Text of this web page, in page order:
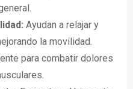
Ayudan a relajar y
la movilidad.
para combatir dolores